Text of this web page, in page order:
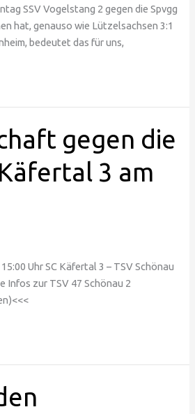
SSV Vogelstang 2 gegen die Spvgg
hat, genauso wie Lützelsachsen 3:1
bedeutet das für uns,
gegen die
3 am
Uhr SC Käfertal 3 – TSV Schönau
Infos zur TSV 47 Schönau 2